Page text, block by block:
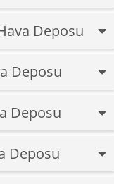
Deposu
Deposu
Deposu
Deposu